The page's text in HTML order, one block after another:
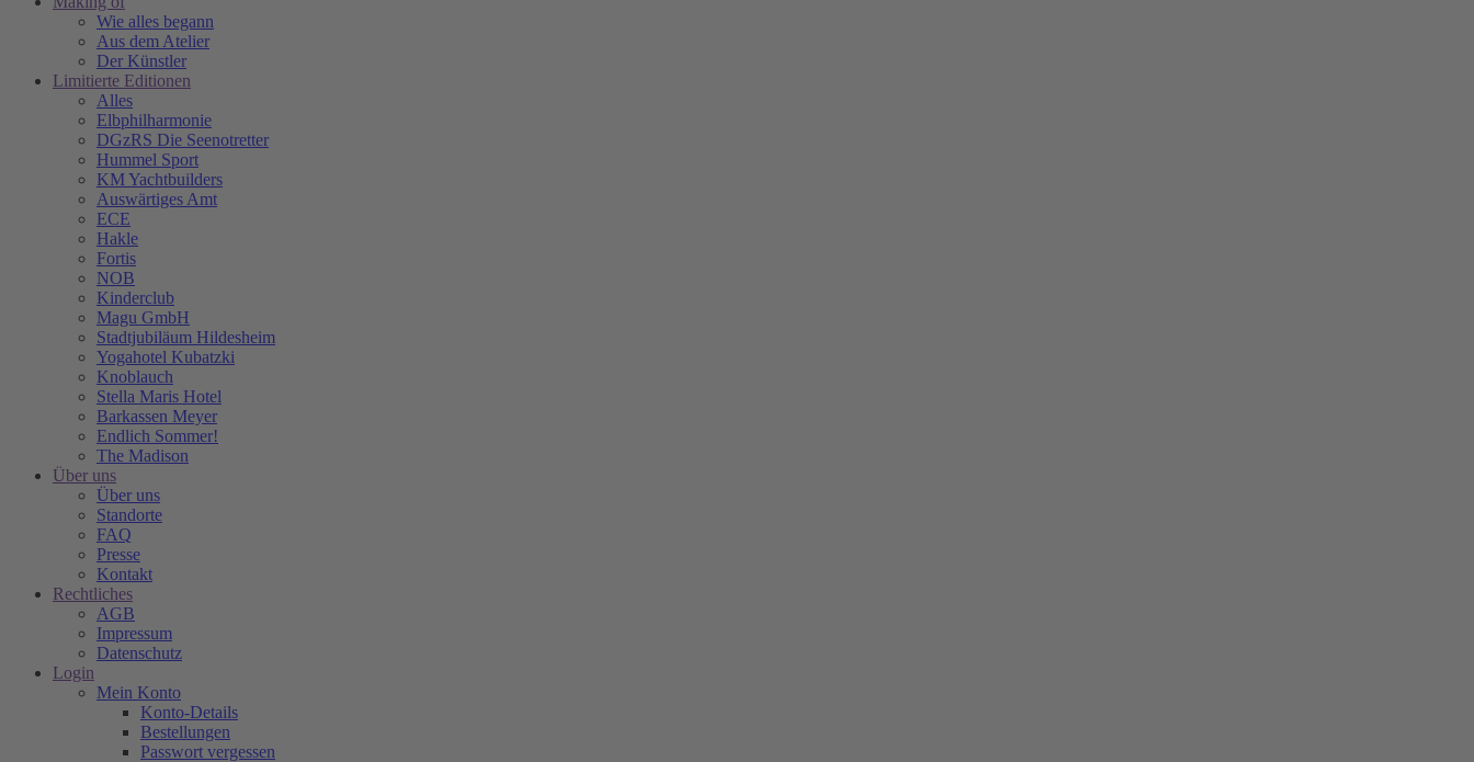
Wie alles begann
Aus dem Atelier
Der Künstler
Limitierte Editionen
Alles
Elbphilharmonie
DGzRS Die Seenotretter
Hummel Sport
KM Yachtbuilders
Auswärtiges Amt
ECE
Hakle
Fortis
NOB
Kinderclub
Magu GmbH
Stadtjubiläum Hildesheim
Yogahotel Kubatzki
Knoblauch
Stella Maris Hotel
Barkassen Meyer
Endlich Sommer!
The Madison
Über uns
Über uns
Standorte
FAQ
Presse
Kontakt
Rechtliches
AGB
Impressum
Datenschutz
Login
Mein Konto
Konto-Details
Bestellungen
Passwort vergessen